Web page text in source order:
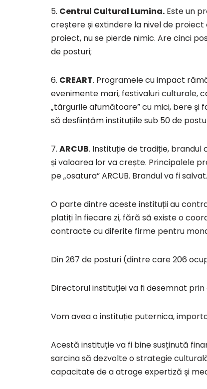
5. Centrul Cultural Lumina. Este un
creștere și extindere la nivel de
proiect, nu se pierde nimic. Are cinci
de posturi;
6. CREART. Programele cu impact
evenimente mari, festivaluri culturale,
„târgurile afumătoare” cu mici, bere și
să desființăm instituțiile sub 50 de
7. ARCUB. Instituție de tradiție,
și valoarea lor va crește. Principalele
pe „osatura” ARCUB. Brandul va fi salvat.
O parte dintre aceste instituții au
platiți în fiecare zi, fără să existe o
contracte cu diferite firme pentru
Din 267 de posturi (dintre care 206
Directorul instituției va fi desemnat
Vom avea o instituție puternica,
Acestă instituție va fi bine susținută
sarcina să dezvolte o strategie
capacitate de a atrage expertiză și